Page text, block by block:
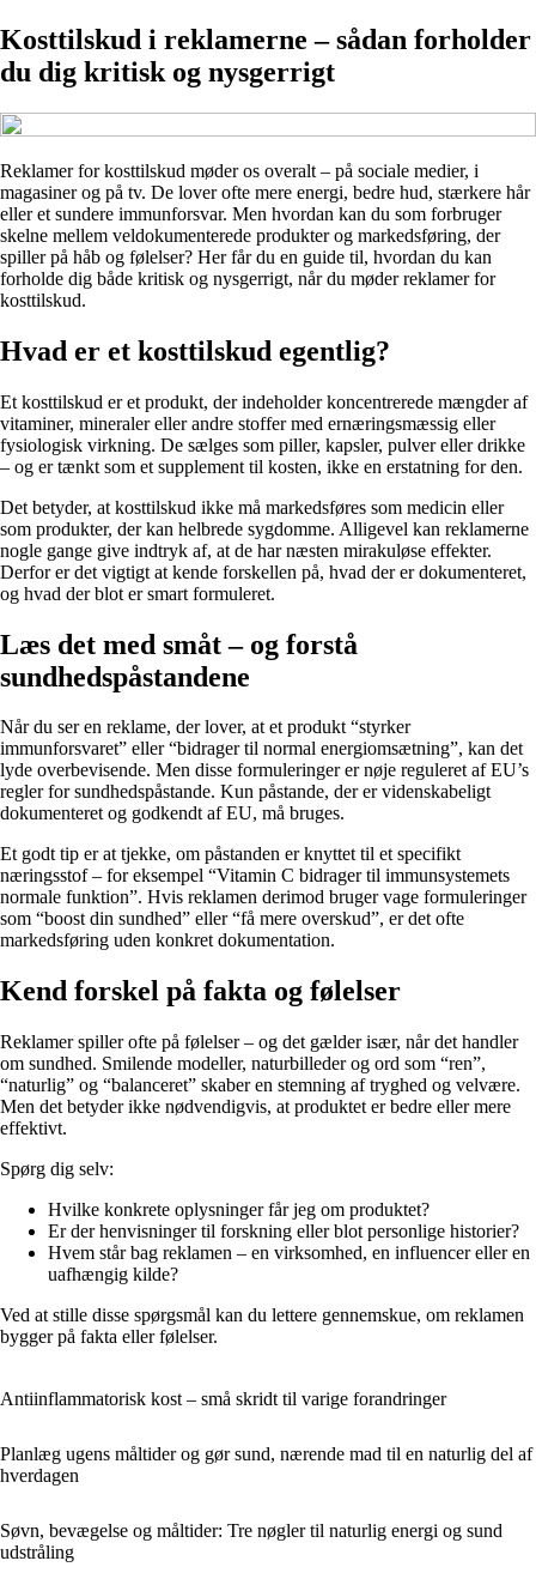
Kosttilskud i reklamerne – sådan forholder
du dig kritisk og nysgerrigt
Reklamer for kosttilskud møder os overalt – på sociale medier, i
magasiner og på tv. De lover ofte mere energi, bedre hud, stærkere hår
eller et sundere immunforsvar. Men hvordan kan du som forbruger
skelne mellem veldokumenterede produkter og markedsføring, der
spiller på håb og følelser? Her får du en guide til, hvordan du kan
forholde dig både kritisk og nysgerrigt, når du møder reklamer for
kosttilskud.
Hvad er et kosttilskud egentlig?
Et kosttilskud er et produkt, der indeholder koncentrerede mængder af
vitaminer, mineraler eller andre stoffer med ernæringsmæssig eller
fysiologisk virkning. De sælges som piller, kapsler, pulver eller drikke
– og er tænkt som et supplement til kosten, ikke en erstatning for den.
Det betyder, at kosttilskud ikke må markedsføres som medicin eller
som produkter, der kan helbrede sygdomme. Alligevel kan reklamerne
nogle gange give indtryk af, at de har næsten mirakuløse effekter.
Derfor er det vigtigt at kende forskellen på, hvad der er dokumenteret,
og hvad der blot er smart formuleret.
Læs det med småt – og forstå
sundhedspåstandene
Når du ser en reklame, der lover, at et produkt “styrker
immunforsvaret” eller “bidrager til normal energiomsætning”, kan det
lyde overbevisende. Men disse formuleringer er nøje reguleret af EU’s
regler for sundhedspåstande. Kun påstande, der er videnskabeligt
dokumenteret og godkendt af EU, må bruges.
Et godt tip er at tjekke, om påstanden er knyttet til et specifikt
næringsstof – for eksempel “Vitamin C bidrager til immunsystemets
normale funktion”. Hvis reklamen derimod bruger vage formuleringer
som “boost din sundhed” eller “få mere overskud”, er det ofte
markedsføring uden konkret dokumentation.
Kend forskel på fakta og følelser
Reklamer spiller ofte på følelser – og det gælder især, når det handler
om sundhed. Smilende modeller, naturbilleder og ord som “ren”,
“naturlig” og “balanceret” skaber en stemning af tryghed og velvære.
Men det betyder ikke nødvendigvis, at produktet er bedre eller mere
effektivt.
Spørg dig selv:
Hvilke konkrete oplysninger får jeg om produktet?
Er der henvisninger til forskning eller blot personlige historier?
Hvem står bag reklamen – en virksomhed, en influencer eller en
uafhængig kilde?
Ved at stille disse spørgsmål kan du lettere gennemskue, om reklamen
bygger på fakta eller følelser.
Antiinflammatorisk kost – små skridt til varige forandringer
Planlæg ugens måltider og gør sund, nærende mad til en naturlig del af
hverdagen
Søvn, bevægelse og måltider: Tre nøgler til naturlig energi og sund
udstråling